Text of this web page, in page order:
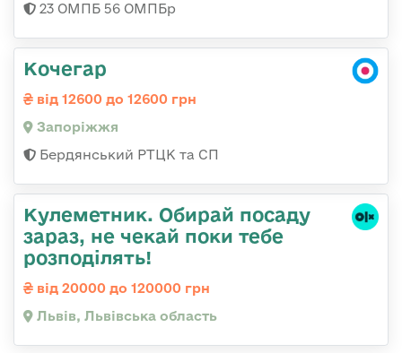
23 ОМПБ 56 ОМПБр
Кочегар
від 12600 до 12600 грн
Запоріжжя
Бердянський РТЦК та СП
Кулеметник. Обирай посаду
зараз, не чекай поки тебе
розподілять!
від 20000 до 120000 грн
Львів, Львівська область